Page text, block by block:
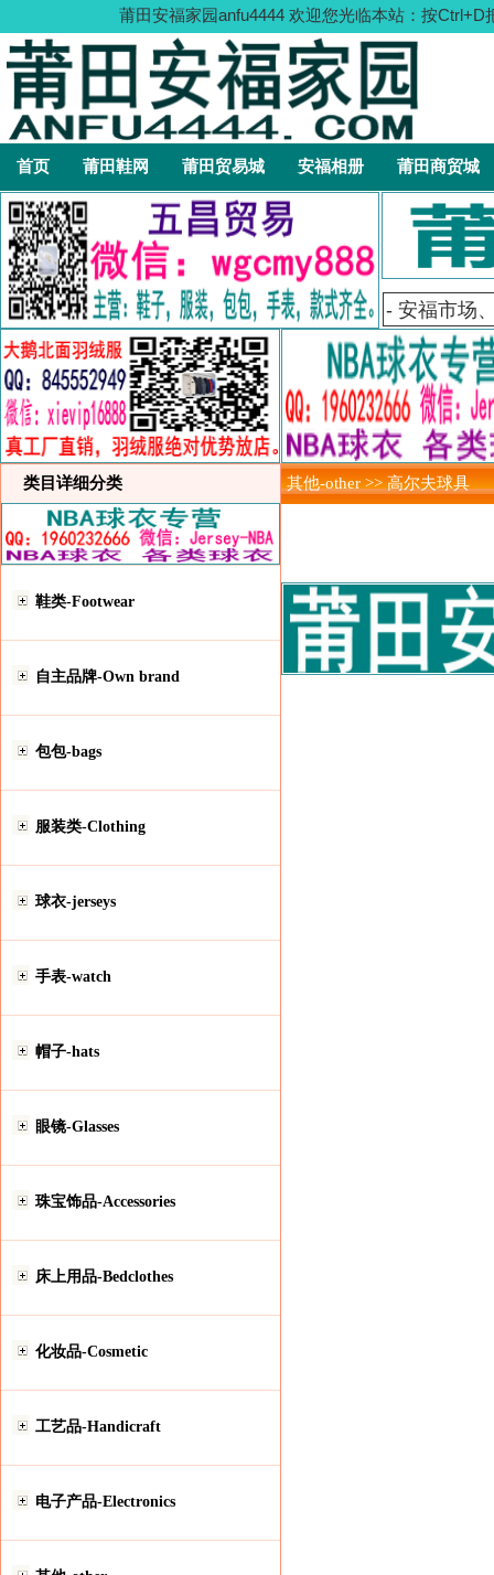
莆田安福家园anfu4444 欢迎您光临本站：按
首页 莆田鞋网 莆田贸易城 安福相册 莆田商贸城
类目详细分类
鞋类-Footwear
自主品牌-Own brand
包包-bags
服装类-Clothing
球衣-jerseys
手表-watch
帽子-hats
眼镜-Glasses
珠宝饰品-Accessories
床上用品-Bedclothes
化妆品-Cosmetic
工艺品-Handicraft
电子产品-Electronics
其他-other >> 高尔夫球具